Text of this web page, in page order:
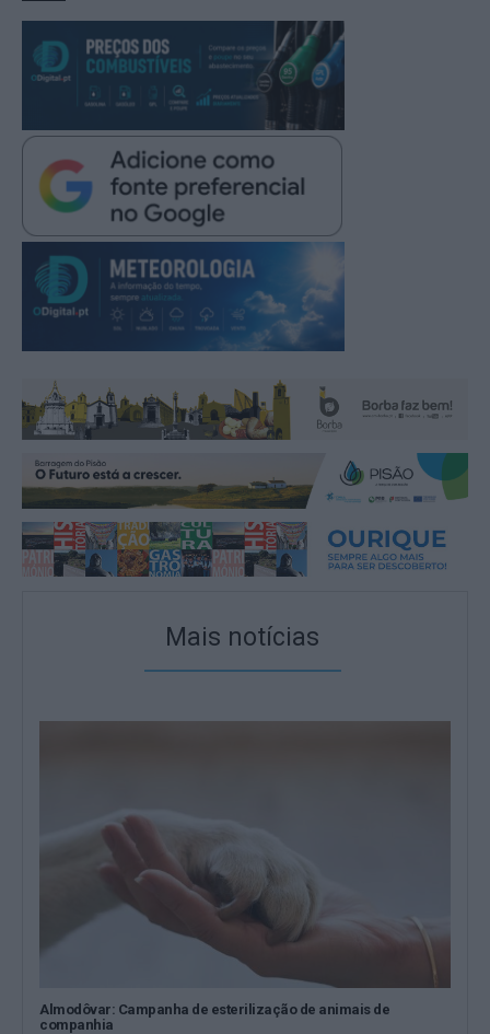
Mais notícias
Almodôvar: Campanha de esterilização de animais de
companhia